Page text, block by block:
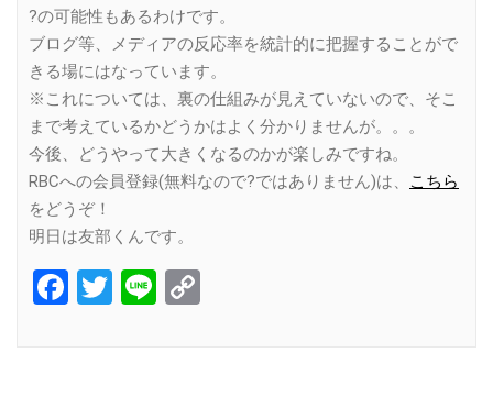
?の可能性もあるわけです。
ブログ等、メディアの反応率を統計的に把握することがで
きる場にはなっています。
※これについては、裏の仕組みが見えていないので、そこ
まで考えているかどうかはよく分かりませんが。。。
今後、どうやって大きくなるのかが楽しみですね。
RBCへの会員登録(無料なので?ではありません)は、
こちら
をどうぞ！
明日は友部くんです。
Facebook
Twitter
Line